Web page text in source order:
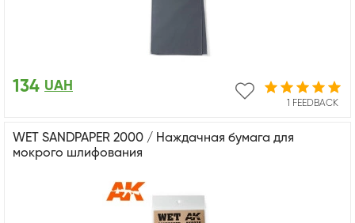
1 FEEDBACK
134 UAH
WET SANDPAPER 2000 / Наждачная бумага для
мокрого шлифования